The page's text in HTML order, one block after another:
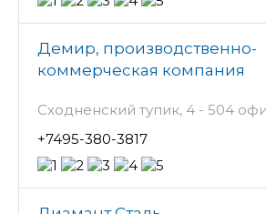
Демир, производственно-
коммерческая компания
Сходненский тупик, 4 - 504
+7495-380-3817